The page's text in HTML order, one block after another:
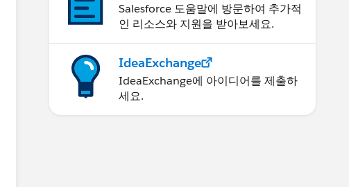
Salesforce 도움말에 방문하여 추가적
인 리소스와 지원을 받아보세요.
IdeaExchange
IdeaExchange에 아이디어를 제출하
세요.